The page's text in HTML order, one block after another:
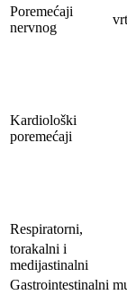
Poremećaji
nervnog
Kardiološki
poremećaji
Respiratorni,
torakalni i
medijastinalni
Gastrointestinalni